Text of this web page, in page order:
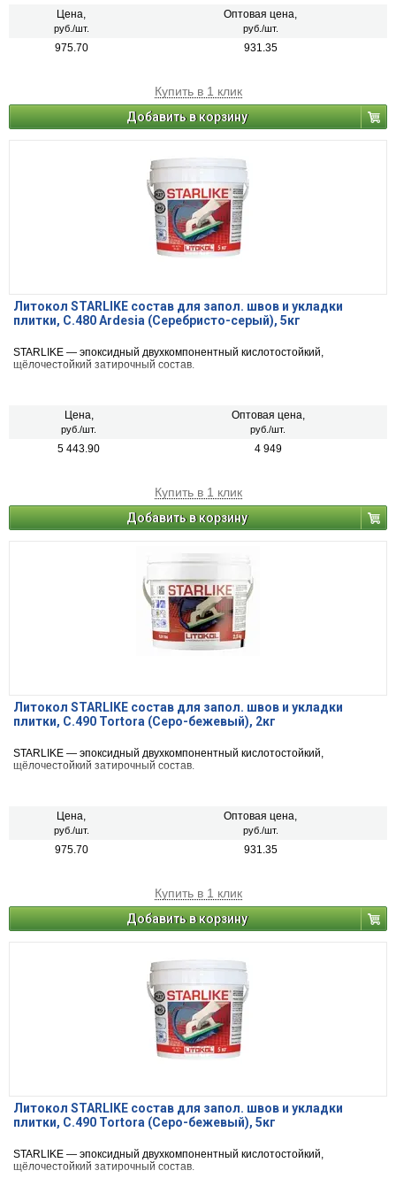
Цена,
руб./шт.
Оптовая цена,
руб./шт.
975.70 931.35
Купить в 1 клик
Добавить в корзину
Литокол STARLIKE состав для запол. швов и укладки
плитки, С.480 Ardesia (Серебристо-серый), 5кг
STARLIKE — эпоксидный двухкомпонентный кислотостойкий,
щёлочестойкий затирочный состав.
Цена,
руб./шт.
Оптовая цена,
руб./шт.
5 443.90 4 949
Купить в 1 клик
Добавить в корзину
Литокол STARLIKE состав для запол. швов и укладки
плитки, С.490 Tortora (Серо-бежевый), 2кг
STARLIKE — эпоксидный двухкомпонентный кислотостойкий,
щёлочестойкий затирочный состав.
Цена,
руб./шт.
Оптовая цена,
руб./шт.
975.70 931.35
Купить в 1 клик
Добавить в корзину
Литокол STARLIKE состав для запол. швов и укладки
плитки, С.490 Tortora (Серо-бежевый), 5кг
STARLIKE — эпоксидный двухкомпонентный кислотостойкий,
щёлочестойкий затирочный состав.